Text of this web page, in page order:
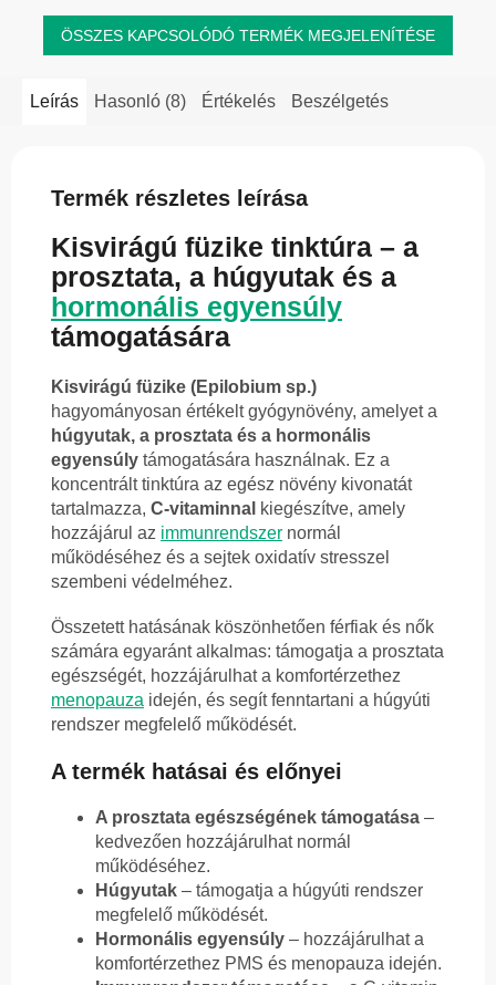
ÖSSZES KAPCSOLÓDÓ TERMÉK MEGJELENÍTÉSE
Leírás Hasonló (8) Értékelés Beszélgetés
Termék részletes leírása
Kisvirágú füzike tinktúra – a
prosztata, a húgyutak és a
hormonális egyensúly
támogatására
Kisvirágú füzike (Epilobium sp.)
hagyományosan értékelt gyógynövény, amelyet a
húgyutak, a prosztata és a hormonális
egyensúly támogatására használnak. Ez a
koncentrált tinktúra az egész növény kivonatát
tartalmazza, C-vitaminnal kiegészítve, amely
hozzájárul az immunrendszer normál
működéséhez és a sejtek oxidatív stresszel
szembeni védelméhez.
Összetett hatásának köszönhetően férfiak és nők
számára egyaránt alkalmas: támogatja a prosztata
egészségét, hozzájárulhat a komfortérzethez
menopauza idején, és segít fenntartani a húgyúti
rendszer megfelelő működését.
A termék hatásai és előnyei
A prosztata egészségének támogatása –
kedvezően hozzájárulhat normál
működéséhez.
Húgyutak – támogatja a húgyúti rendszer
megfelelő működését.
Hormonális egyensúly – hozzájárulhat a
komfortérzethez PMS és menopauza idején.